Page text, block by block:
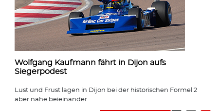
Wolfgang Kaufmann fährt in Dijon aufs
Siegerpodest
Lust und Frust lagen in Dijon bei der historischen Formel 2
aber nahe beieinander.